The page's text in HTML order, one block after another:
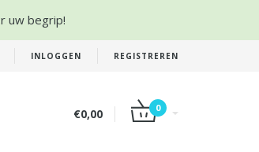
uw begrip!
INLOGGEN REGISTREREN
€0,00 0